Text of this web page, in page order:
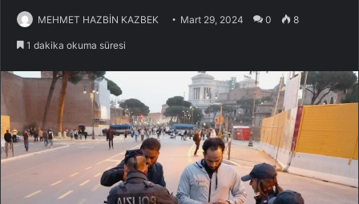
MEHMET HAZBİN KAZBEK Mart 29, 2024 0 8
1 dakika okuma süresi